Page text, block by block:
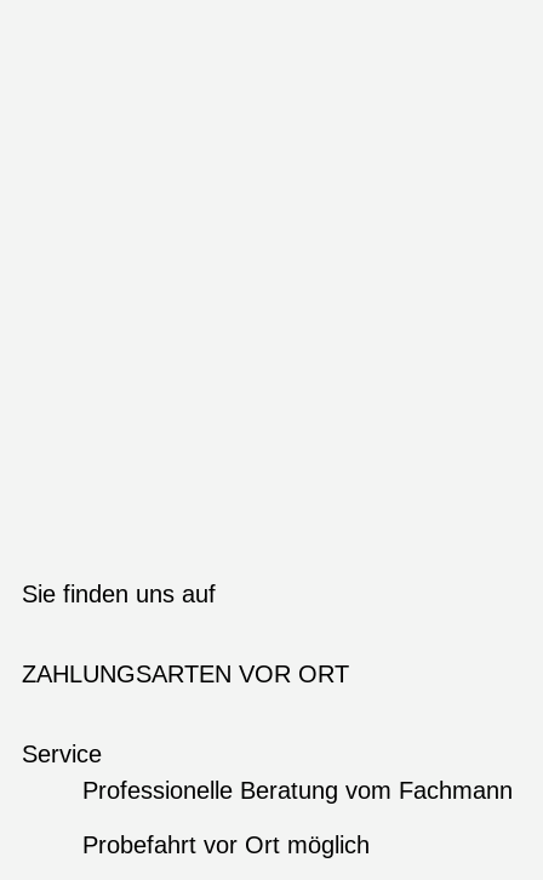
Sie finden uns auf
ZAHLUNGSARTEN VOR ORT
Service
Professionelle Beratung vom Fachmann
Probefahrt vor Ort möglich